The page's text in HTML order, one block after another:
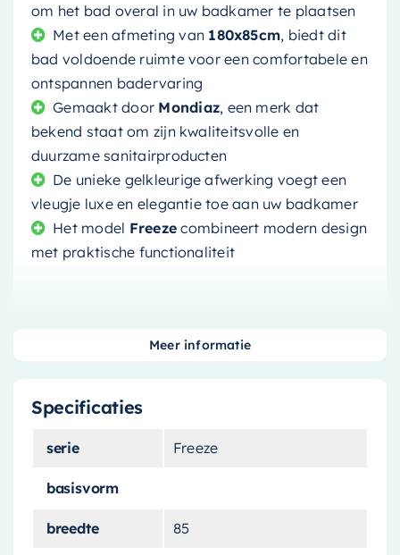
om het bad overal in uw badkamer te plaatsen
Met een afmeting van 180x85cm, biedt dit
bad voldoende ruimte voor een comfortabele en
ontspannen badervaring
Gemaakt door Mondiaz, een merk dat
bekend staat om zijn kwaliteitsvolle en
duurzame sanitairproducten
De unieke gelkleurige afwerking voegt een
vleugje luxe en elegantie toe aan uw badkamer
Het model Freeze combineert modern design
met praktische functionaliteit
toe aan uw badkamer met het
Mondiaz Vrijstaand bad
Freeze
Verfraai uw badkamer met dit prachtige
vrijstaande bad
van het merk
Specificaties
serie Freeze
basisvorm
breedte 85
Meer informatie